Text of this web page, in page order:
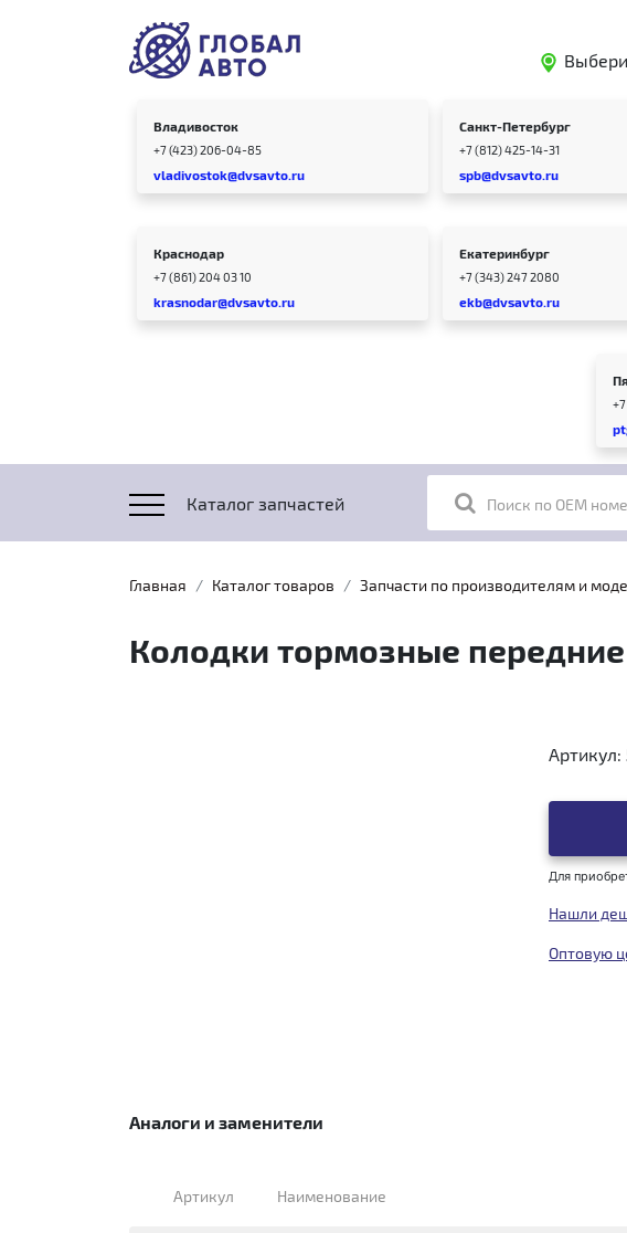
Владивосток
+7 (423) 206-04-85
vladivostok@dvsavto.ru
Санкт-Петербург
+7 (812) 425-14-31
spb@dvsavto.ru
Краснодар
+7 (861) 204 03 10
krasnodar@dvsavto.ru
Екатеринбург
+7 (343) 247 2080
ekb@dvsavto.ru
Каталог запчастей Поиск по OEM
Главная Каталог товаров Запчасти по производителям и
Колодки тормозные передние
Артикул:
Для
Нашли
Оптовую
Аналоги и заменители
Артикул Наименование